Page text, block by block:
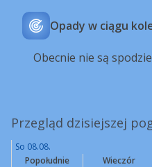
Opady w ciągu
Obecnie nie są
Przegląd dzisiejszej
So 08.08.
Popołudnie
Wieczór